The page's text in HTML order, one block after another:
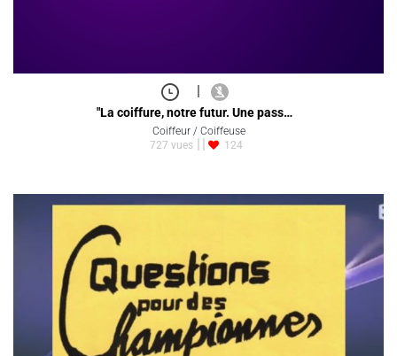
|
"La coiffure, notre futur. Une pass…
Coiffeur / Coiffeuse
727 vues
124